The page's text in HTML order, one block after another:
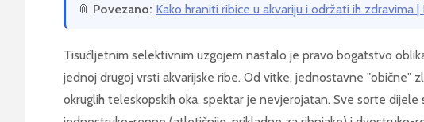
📎 Povezano: Kako hraniti ribice u akvariju i održati ih zdravima |
Tisućljetnim selektivnim uzgojem nastalo je pravo bogatstvo
jednoj drugoj vrsti akvarijske ribe. Od vitke, jednostavne "obične"
okruglih teleskopskih oka, spektar je nevjerojatan. Sve sorte dijele